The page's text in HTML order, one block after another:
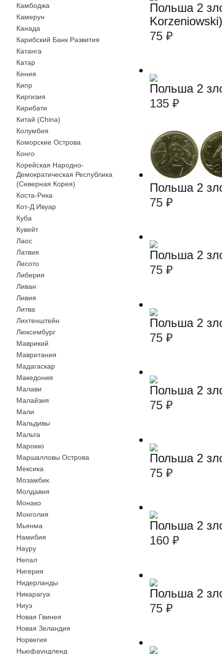
Камбоджа
Камерун
Канада
Карибский Банк Развития
Катанга
Катар
Кения
Кипр
Киргизия
Кирибати
Китай (China)
Колумбия
Коморские Острова
Конго
Корейская Народно-
Демократическая Республика
(Северная Корея)
Коста-Рика
Кот-Д Ивуар
Куба
Кувейт
Лаос
Латвия
Лесото
Либерия
Ливан
Ливия
Литва
Лихтенштейн
Люксембург
Маврикий
Мавритания
Мадагаскар
Македония
Малави
Малайзия
Мали
Мальдивы
Мальта
Марокко
Маршалловы Острова
Мексика
Мозамбик
Молдавия
Монако
Монголия
Мьянма
Намибия
Науру
Непал
Нигерия
Нидерланды
Никарагуа
Ниуэ
Новая Гвинея
Новая Зеландия
Норвегия
Ньюфаундленд
Польша 2
75 ₽
Польша 2
135 ₽
Польша 2
75 ₽
Польша 2
75 ₽
Польша 2
75 ₽
Польша 2
75 ₽
Польша 2
75 ₽
Польша 2
160 ₽
Польша 2
75 ₽